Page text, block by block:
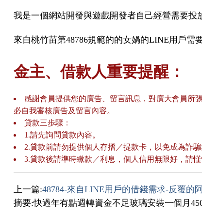
我是一個網站開發與遊戲開發者自己經營需要投
來自桃竹苗第48786規範的的女媧的LINE用戶需
金主、借款人重要提醒：
感謝會員提供您的廣告、留言訊息，對廣大會員所
必自我審核廣告及留言內容。
貸款三歩驟：
1.請先詢問貸款內容。
2.貸款前請勿提供個人存摺／提款卡，以免成為詐騙
3.貸款後請準時繳款／利息，個人信用無限好，請
上一篇:48784-來自LINE用戶的借錢需求-反覆的
摘要:快過年有點週轉資金不足玻璃安裝一個月